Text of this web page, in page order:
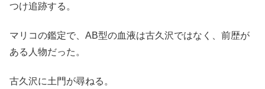
つけ追跡する。
マリコの鑑定で、AB型の血液は古久沢ではなく、前歴が
ある人物だった。
古久沢に土門が尋ねる。